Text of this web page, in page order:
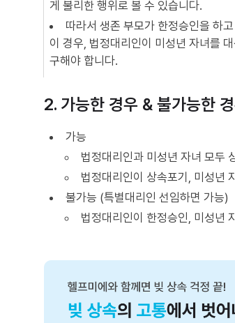
게 불리한 행위로 볼 수 있습니다.
따라서 생존 부모가 한정승인을 하
이 경우, 법정대리인이 미성년 자녀를
구해야 합니다.
2. 가능한 경우 & 불가능한
가능
법정대리인과 미성년 자녀 모두
법정대리인이 상속포기, 미성년
불가능 (특별대리인 선임하면 가능)
법정대리인이 한정승인, 미성년